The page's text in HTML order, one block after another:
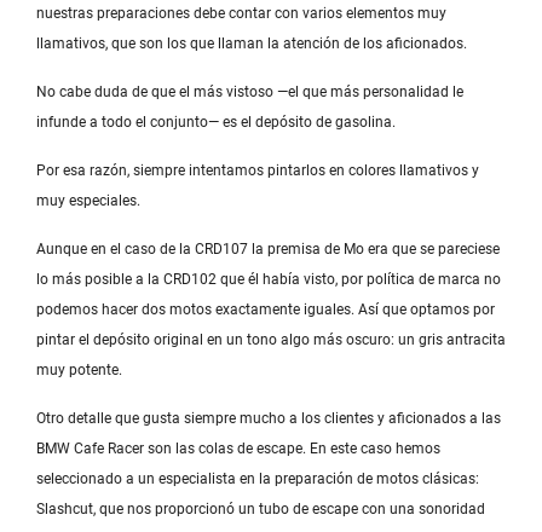
nuestras preparaciones debe contar con varios elementos muy
llamativos, que son los que llaman la atención de los aficionados.
No cabe duda de que el más vistoso —el que más personalidad le
infunde a todo el conjunto— es el depósito de gasolina.
Por esa razón, siempre intentamos pintarlos en colores llamativos y
muy especiales.
Aunque en el caso de la CRD107 la premisa de Mo era que se pareciese
lo más posible a la CRD102 que él había visto, por política de marca no
podemos hacer dos motos exactamente iguales. Así que optamos por
pintar el depósito original en un tono algo más oscuro: un gris antracita
muy potente.
Otro detalle que gusta siempre mucho a los clientes y aficionados a las
BMW Cafe Racer son las colas de escape. En este caso hemos
seleccionado a un especialista en la preparación de motos clásicas:
Slashcut, que nos proporcionó un tubo de escape con una sonoridad